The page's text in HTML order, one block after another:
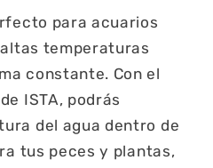
para acuarios
temperaturas
constante. Con el
ISTA, podrás
del agua dentro de
tus peces y plantas,